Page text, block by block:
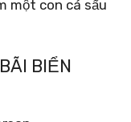
một con cá sấu
BIỂN